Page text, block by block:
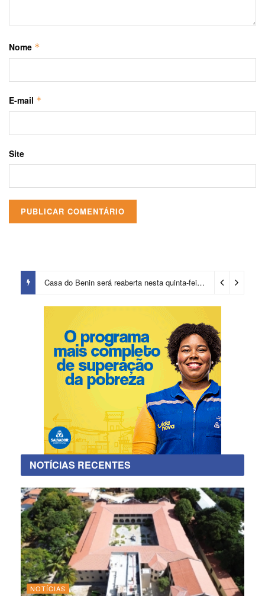
Nome *
E-mail *
Site
Casa do Benin será reaberta nesta quinta-feira (6) 2 dias ago
NOTÍCIAS RECENTES
NOTÍCIAS